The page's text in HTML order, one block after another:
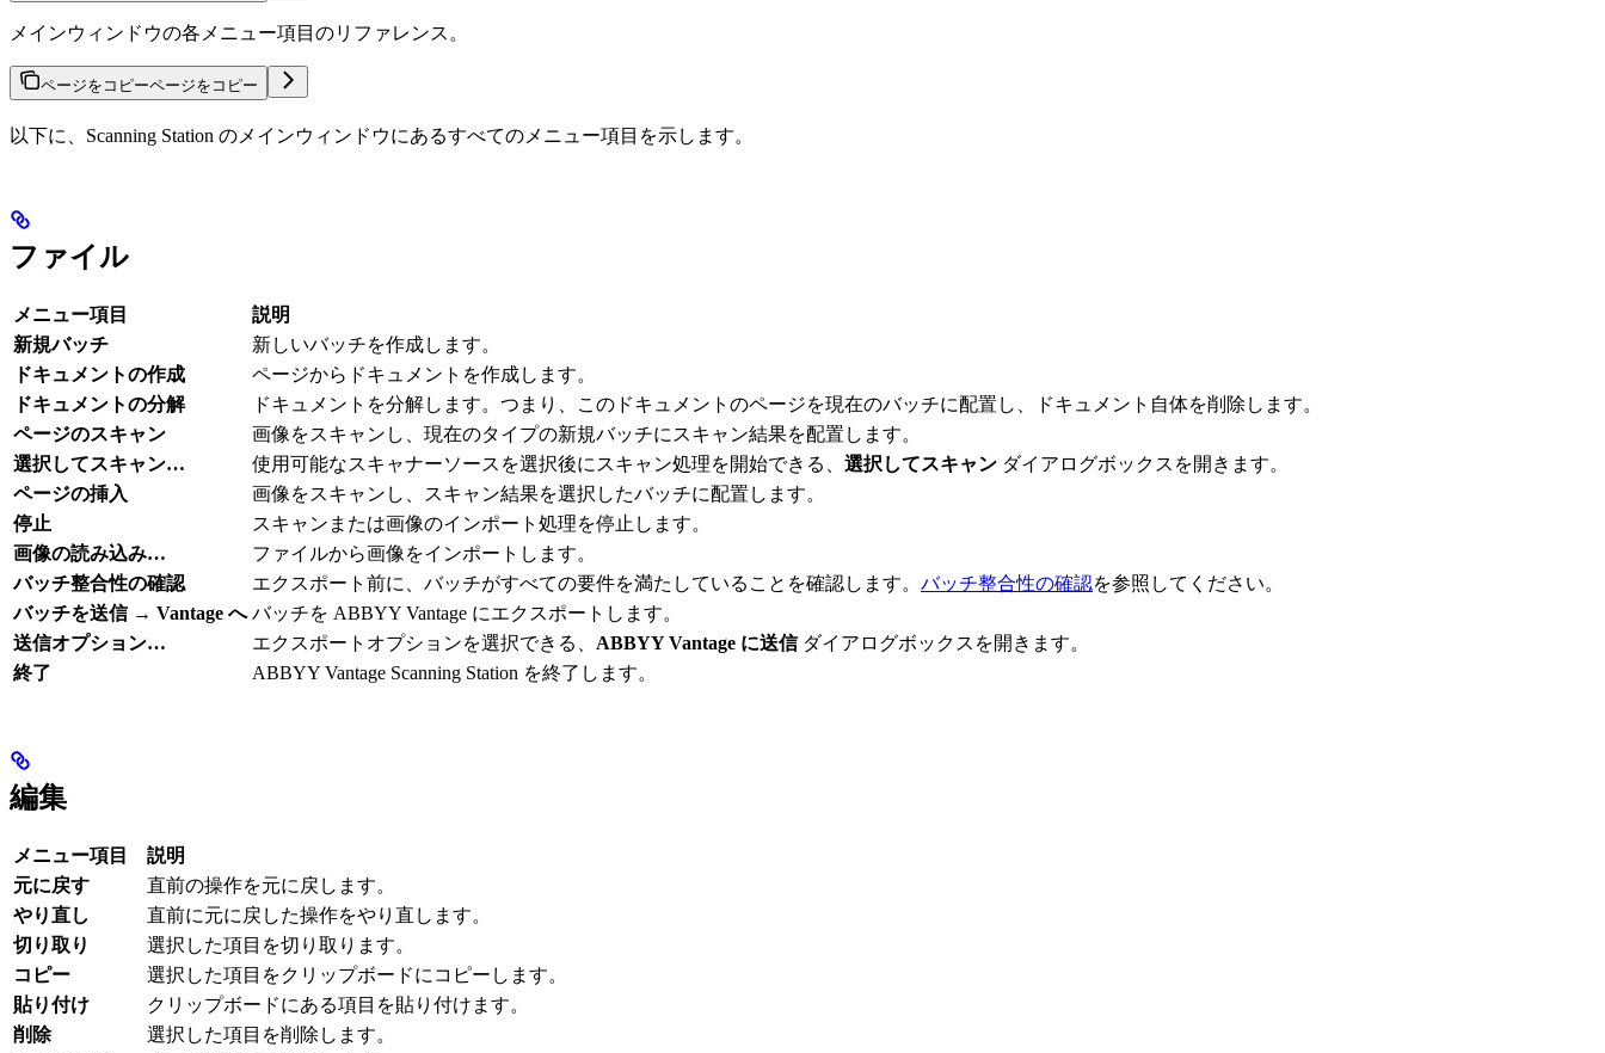
メインウィンドウの各メニュー項目のリファレンス。
ページをコピーページをコピー
以下に、Scanning Station のメインウィンドウにあるすべてのメニュー項目を示します。
ファイル
メニュー項目
説明
新規バッチ
新しいバッチを作成します。
ドキュメントの作成
ページからドキュメントを作成します。
ドキュメントの分解
ドキュメントを分解します。つまり、このドキュメントのページを現在のバッチに配置し、ドキュメント自体を削除します。
ページのスキャン
画像をスキャンし、現在のタイプの新規バッチにスキャン結果を配置します。
選択してスキャン…
使用可能なスキャナーソースを選択後にスキャン処理を開始できる、 選択してスキャン ダイアログボックスを開きます。
ページの挿入
画像をスキャンし、スキャン結果を選択したバッチに配置します。
停止
スキャンまたは画像のインポート処理を停止します。
画像の読み込み…
ファイルから画像をインポートします。
バッチ整合性の確認
エクスポート前に、バッチがすべての要件を満たしていることを確認します。 バッチ整合性の確認を参照してください。
バッチを送信 → Vantage へ バッチを ABBYY Vantage にエクスポートします。
送信オプション…
エクスポートオプションを選択できる、 ABBYY Vantage に送信ダイアログボックスを開きます。
終了
ABBYY Vantage Scanning Station を終了します。
編集
メニュー項目
説明
元に戻す
直前の操作を元に戻します。
やり直し
直前に元に戻した操作をやり直します。
切り取り
選択した項目を切り取ります。
コピー
選択した項目をクリップボードにコピーします。
貼り付け
クリップボードにある項目を貼り付けます。
削除
選択した項目を削除します。